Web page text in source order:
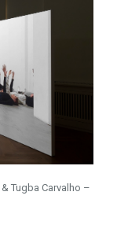
Tugba Carvalho –